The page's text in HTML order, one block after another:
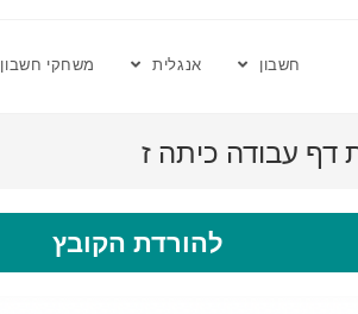
חשבון אנגלית משחקי חשבון
דף עבודה כיתה ז
להורדת הקובץ